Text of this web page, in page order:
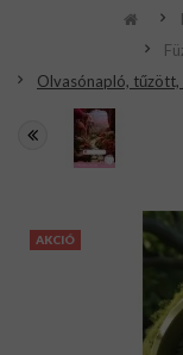
Olvasónapló, tűzött,
AKCIÓ